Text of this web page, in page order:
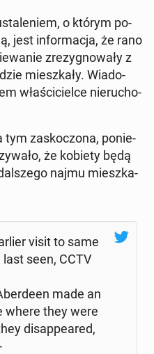
o którym po­
jest in­for­ma­cja, że rano
zre­zy­gno­wa­ły z
miesz­ka­ły. Wia­do­
wła­ści­ciel­ce nie­ru­cho­
tym za­sko­czo­na, po­nie­
że kobiety będą
najmu miesz­ka­
visit to same
seen, CCTV
made an
where they were
di­sap­pe­ared,